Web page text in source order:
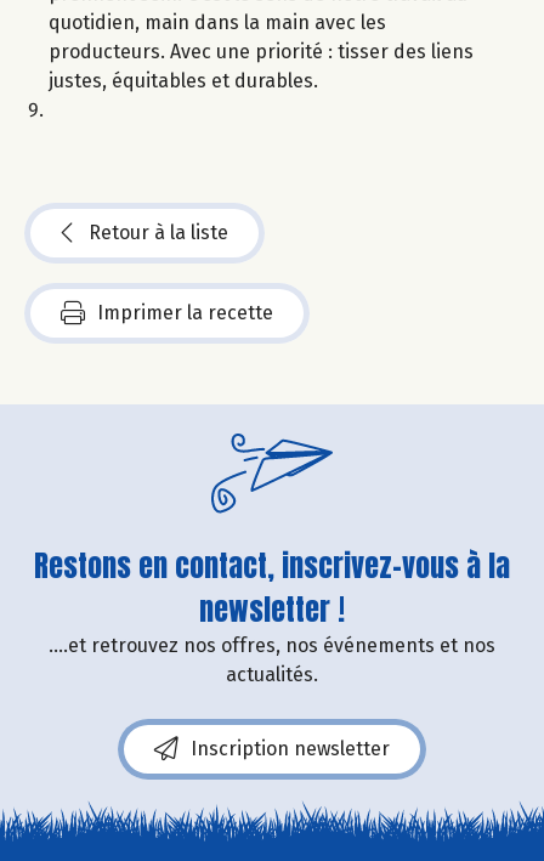
quotidien, main dans la main avec les
producteurs. Avec une priorité : tisser des liens
justes, équitables et durables.
Retour à la liste
Imprimer la recette
Restons en contact, inscrivez-vous à la
newsletter !
....et retrouvez nos offres, nos événements et nos
actualités.
Inscription newsletter